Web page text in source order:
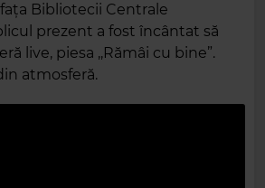
Bibliotecii Centrale
prezent a fost încântat să
live, piesa ,,Rămâi cu bine”.
atmosferă.